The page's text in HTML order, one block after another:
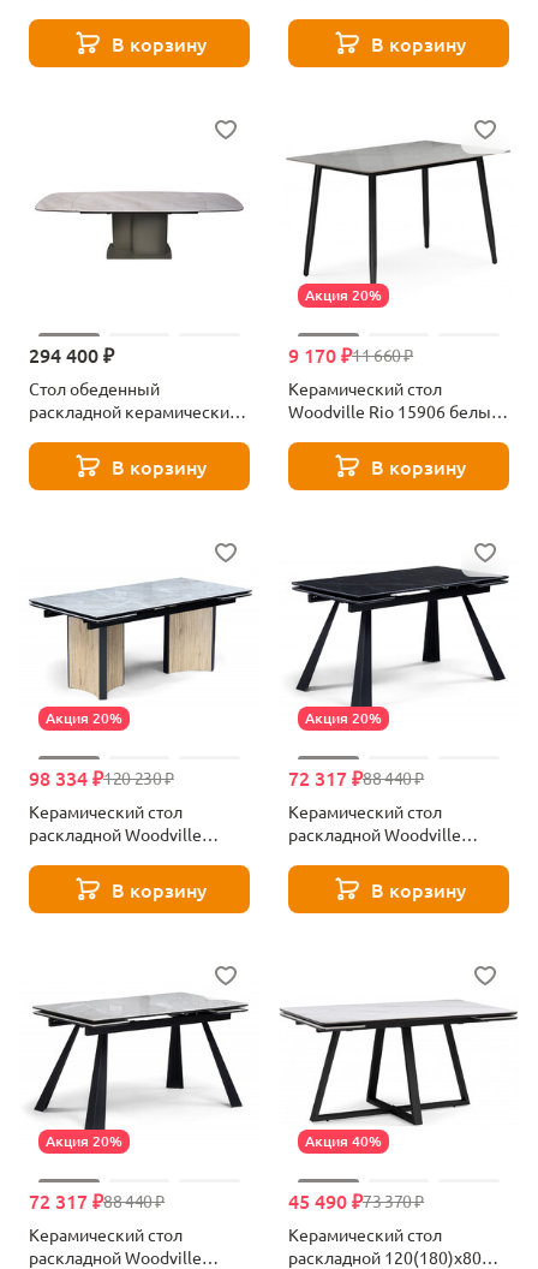
В корзину В корзину
294 400 ₽
Стол обеденный
раскладной керамический
В корзину
Акция 20%
11 660 ₽
9 170 ₽
Керамический стол
Woodville Rio 15906 белый
В корзину
Акция 20%
120 230 ₽
98 334 ₽
Керамический стол
раскладной Woodville
монтана 621201В корзину
Акция 20%
88 440 ₽
72 317 ₽
Керамический стол
раскладной Woodville
621200
В корзину
Акция 20%
88 440 ₽
72 317 ₽
Керамический стол
раскладной Woodville
Акция 40%
73 370 ₽
45 490 ₽
Керамический стол
раскладной 120(180)х80